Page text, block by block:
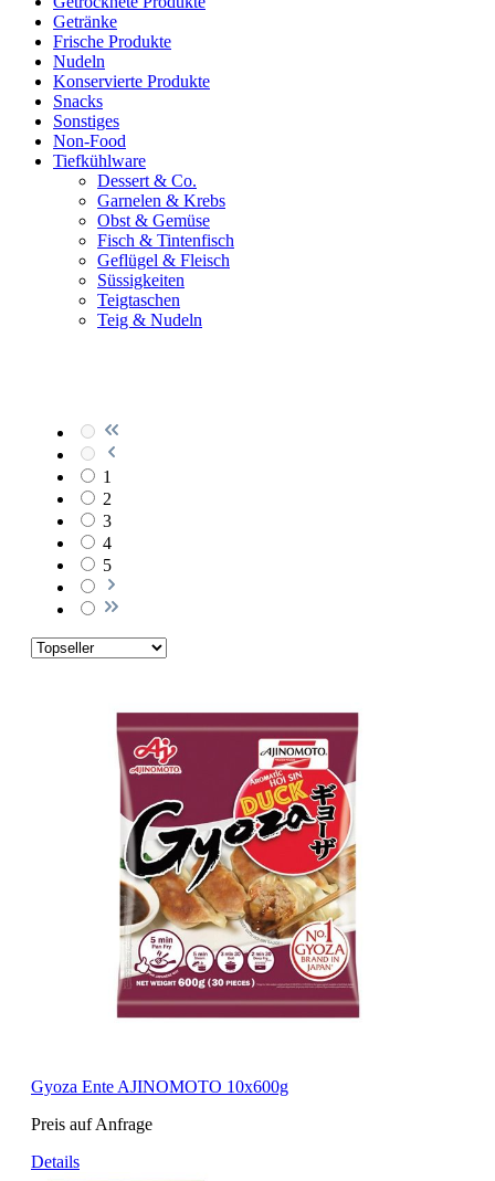
Getränke
Frische Produkte
Nudeln
Konservierte Produkte
Snacks
Sonstiges
Non-Food
Tiefkühlware
Dessert & Co.
Garnelen & Krebs
Obst & Gemüse
Fisch & Tintenfisch
Geflügel & Fleisch
Süssigkeiten
Teigtaschen
Teig & Nudeln
1
2
3
4
5
Gyoza Ente AJINOMOTO 10x600g
Preis auf Anfrage
Details